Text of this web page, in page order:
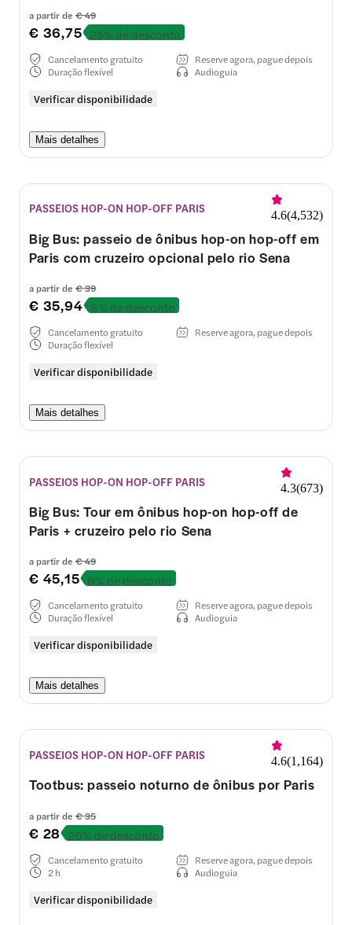
a partir de € 49
€ 36,75 25% de desconto
Verificar disponibilidade
Cancelamento gratuito
Reserve agora, pague depois
Duração flexível
Audioguia
Mais detalhes
PASSEIOS HOP-ON HOP-OFF PARIS 4.6(4,532)
Big Bus: passeio de ônibus hop-on hop-off em
Paris com cruzeiro opcional pelo rio Sena
a partir de € 39
€ 35,94 8% de desconto
Verificar disponibilidade
Cancelamento gratuito
Reserve agora, pague depois
Duração flexível
Mais detalhes
PASSEIOS HOP-ON HOP-OFF PARIS 4.3(673)
Big Bus: Tour em ônibus hop-on hop-off de
Paris + cruzeiro pelo rio Sena
a partir de € 49
€ 45,15 8% de desconto
Verificar disponibilidade
Cancelamento gratuito
Reserve agora, pague depois
Duração flexível
Audioguia
Mais detalhes
PASSEIOS HOP-ON HOP-OFF PARIS 4.6(1,164)
Tootbus: passeio noturno de ônibus por Paris
a partir de € 35
€ 28 20% de desconto
Verificar disponibilidade
Cancelamento gratuito
Reserve agora, pague depois
2 h
Audioguia